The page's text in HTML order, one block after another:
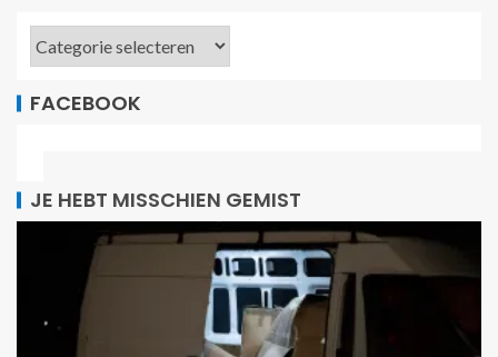
FACEBOOK
JE HEBT MISSCHIEN GEMIST